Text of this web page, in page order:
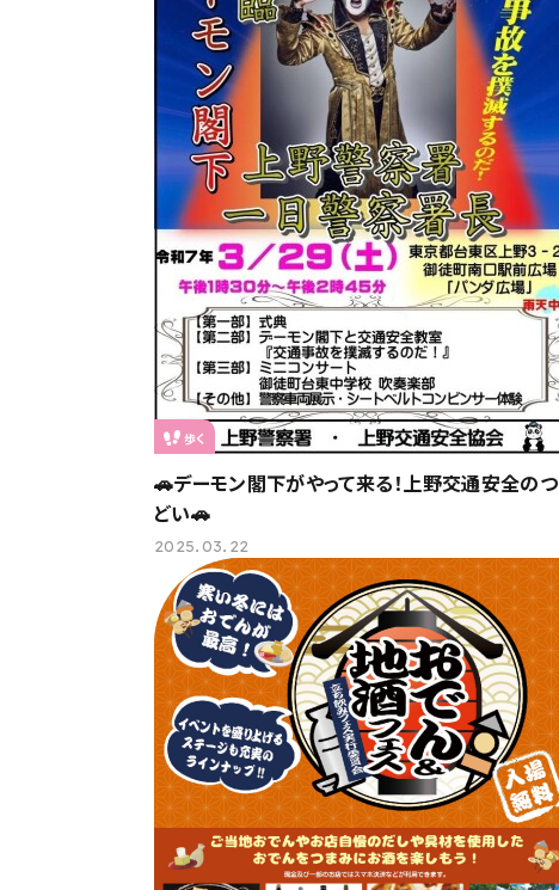
歩く
🚗デーモン閣下がやって来る！上野交通安全のつ
どい🚗
2025.03.22